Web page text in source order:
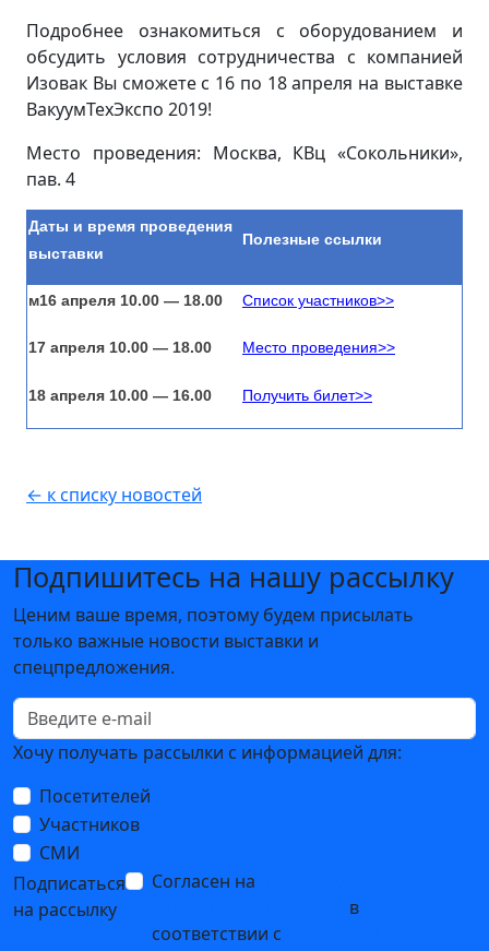
Подробнее ознакомиться с оборудованием и
обсудить условия сотрудничества с компанией
Изовак Вы сможете с 16 по 18 апреля на выставке
ВакуумТехЭкспо 2019!
Место проведения: Москва, КВц «Сокольники»,
пав. 4
Даты и время проведения
выставки
Полезные ссылки
м16 апреля 10.00 — 18.00 Список участников>>
17 апреля 10.00 — 18.00 Место проведения>>
18 апреля 10.00 — 16.00 Получить билет>>
← к списку новостей
Подпишитесь на нашу рассылку
Ценим ваше время, поэтому будем присылать
только важные новости выставки и
спецпредложения.
Хочу получать рассылки с информацией для:
Посетителей
Участников
СМИ
Подписаться
на рассылку
Согласен на
в
соответствии с